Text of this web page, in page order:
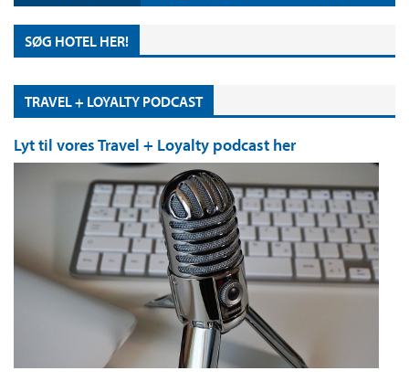
SØG HOTEL HER!
TRAVEL + LOYALTY PODCAST
Lyt til vores Travel + Loyalty podcast her